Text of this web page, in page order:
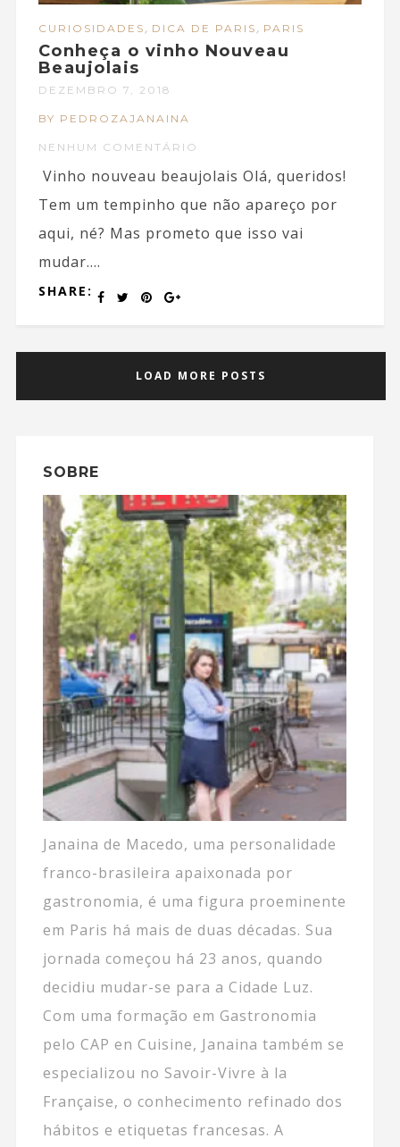
CURIOSIDADES , DICA DE PARIS , PARIS
Conheça o vinho Nouveau
Beaujolais
DEZEMBRO 7, 2018
BY PEDROZAJANAINA
NENHUM COMENTÁRIO
Vinho nouveau beaujolais Olá, queridos!
Tem um tempinho que não apareço por
aqui, né? Mas prometo que isso vai
mudar....
SHARE:
LOAD MORE POSTS
SOBRE
Janaina de Macedo, uma personalidade
franco-brasileira apaixonada por
gastronomia, é uma figura proeminente
em Paris há mais de duas décadas. Sua
jornada começou há 23 anos, quando
decidiu mudar-se para a Cidade Luz.
Com uma formação em Gastronomia
pelo CAP en Cuisine, Janaina também se
especializou no Savoir-Vivre à la
Française, o conhecimento refinado dos
hábitos e etiquetas francesas. A